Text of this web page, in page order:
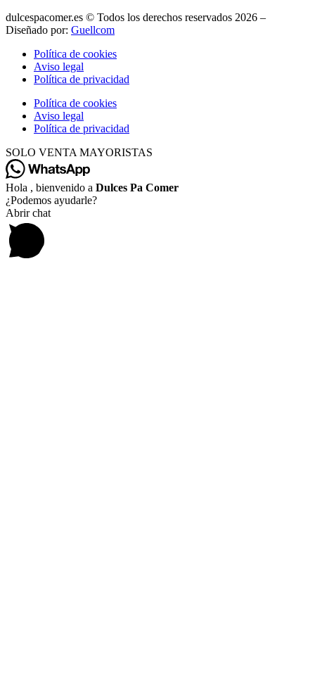
dulcespacomer.es © Todos los derechos reservados 2026 –
Diseñado por: Guellcom
Política de cookies
Aviso legal
Política de privacidad
Política de cookies
Aviso legal
Política de privacidad
SOLO VENTA MAYORISTAS
Hola , bienvenido a Dulces Pa Comer
¿Podemos ayudarle?
Abrir chat